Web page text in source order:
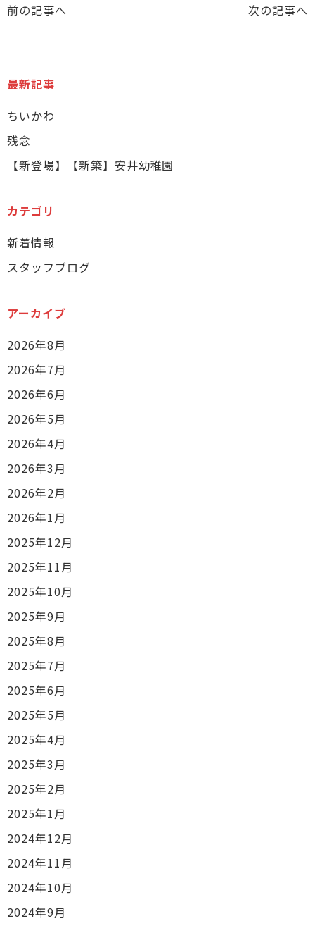
前の記事へ 次の記事へ
最新記事
ちいかわ
残念
【新登場】【新築】安井幼稚園
カテゴリ
新着情報
スタッフブログ
アーカイブ
2026年8月
2026年7月
2026年6月
2026年5月
2026年4月
2026年3月
2026年2月
2026年1月
2025年12月
2025年11月
2025年10月
2025年9月
2025年8月
2025年7月
2025年6月
2025年5月
2025年4月
2025年3月
2025年2月
2025年1月
2024年12月
2024年11月
2024年10月
2024年9月